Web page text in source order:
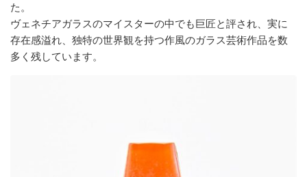
た。
ヴェネチアガラスのマイスターの中でも巨匠と評され、実に
存在感溢れ、独特の世界観を持つ作風のガラス芸術作品を数
多く残しています。